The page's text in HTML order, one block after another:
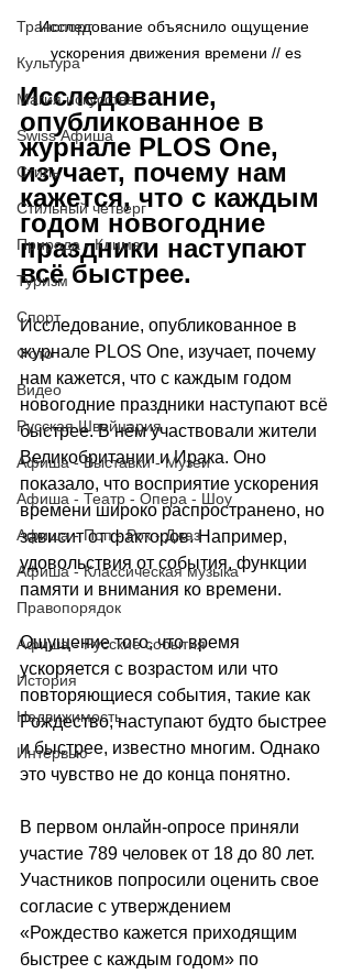
Транспорт
Культура
Магия искусства
Swiss Афиша
Стиль
Стильный четверг
Природа - Климат
Туризм
Спорт
Фото
Видео
Русская Швейцария
Афиша - Выставки - Музеи
Афиша - Театр - Опера - Шоу
Афиша - Поп - Рок - Джаз
Афиша - Классическая музыка
Правопорядок
Афиша - Русские события
История
Недвижимость
Интервью
Исследование объяснило ощущение
ускорения движения времени // es
Исследование,
опубликованное в
журнале PLOS One,
изучает, почему нам
кажется, что с каждым
годом новогодние
праздники наступают
всё быстрее.
Исследование, опубликованное в
журнале PLOS One, изучает, почему
нам кажется, что с каждым годом
новогодние праздники наступают всё
быстрее. В нём участвовали жители
Великобритании и Ирака. Оно
показало, что восприятие ускорения
времени широко распространено, но
зависит от факторов. Например,
удовольствия от события, функции
памяти и внимания ко времени.
Ощущение того, что время
ускоряется с возрастом или что
повторяющиеся события, такие как
Рождество, наступают будто быстрее
и быстрее, известно многим. Однако
это чувство не до конца понятно.
В первом онлайн-опросе приняли
участие 789 человек от 18 до 80 лет.
Участников попросили оценить свое
согласие с утверждением
«Рождество кажется приходящим
быстрее с каждым годом» по